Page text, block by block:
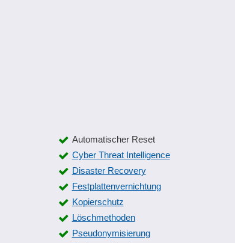
Automatischer Reset
Cyber Threat Intelligence
Disaster Recovery
Festplattenvernichtung
Kopierschutz
Löschmethoden
Pseudonymisierung